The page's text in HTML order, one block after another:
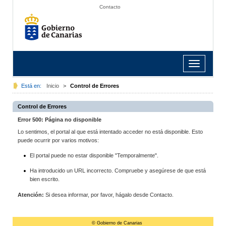
Contacto
Toggle
navigation
Está en: Inicio > Control de Errores
Control de Errores
Error 500: Página no disponible
Lo sentimos, el portal al que está intentado acceder no está disponible. Esto
puede ocurrir por varios motivos:
El portal puede no estar disponible "Temporalmente".
Ha introducido un URL incorrecto. Compruebe y asegúrese de que está
bien escrito.
Atención: Si desea informar, por favor, hágalo desde Contacto.
© Gobierno de Canarias